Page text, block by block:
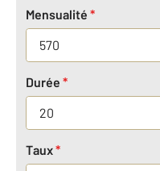
Mensualité *
Durée *
Taux*